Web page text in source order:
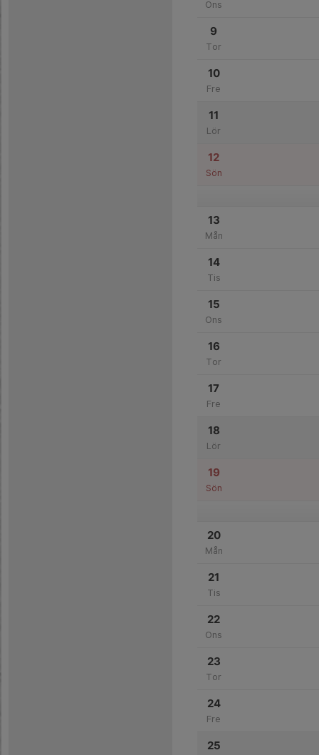
Ons
9
Tor
10
Fre
11
Lör
12
Sön
13
Mån
14
Tis
15
Ons
16
Tor
17
Fre
18
Lör
19
Sön
20
Mån
21
Tis
22
Ons
23
Tor
24
Fre
25